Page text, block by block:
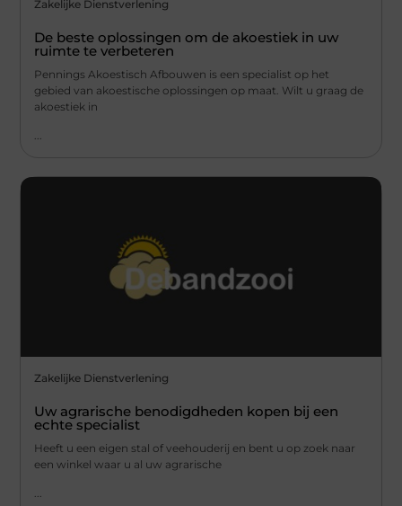
Zakelijke Dienstverlening
De beste oplossingen om de akoestiek in uw
ruimte te verbeteren
Pennings Akoestisch Afbouwen is een specialist op het
gebied van akoestische oplossingen op maat. Wilt u graag de
akoestiek in
Zakelijke Dienstverlening
Uw agrarische benodigdheden kopen bij een
echte specialist
Heeft u een eigen stal of veehouderij en bent u op zoek naar
een winkel waar u al uw agrarische
...